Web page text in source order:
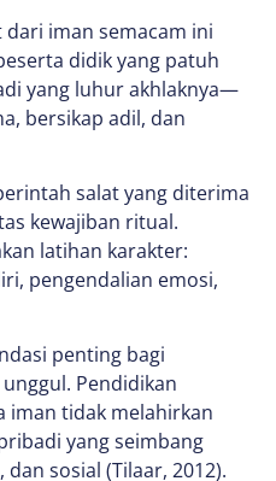
iman semacam ini
didik yang patuh
yang luhur akhlaknya—
bersikap adil, dan
salat yang diterima
kewajiban ritual.
latihan karakter:
pengendalian emosi,
penting bagi
Pendidikan
iman tidak melahirkan
yang seimbang
sosial (Tilaar, 2012).